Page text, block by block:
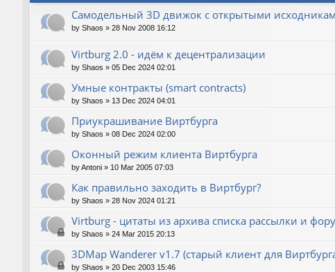
Самодельный 3D движок с открытыми
by Shaos » 28 Nov 2008 16:12
Virtburg 2.0 - идём к децентрализации
by Shaos » 05 Dec 2024 02:01
Умные контракты (smart contracts)
by Shaos » 13 Dec 2024 04:01
Приукрашивание Виртбурга
by Shaos » 08 Dec 2024 02:00
Оконный режим клиента Виртбурга
byAntoni » 10 Mar 2005 07:03
Как правильно заходить в Виртбург?
by Shaos » 28 Nov 2024 01:21
Virtburg - цитаты из архива списка рассылки и
by Shaos » 24 Mar 2015 20:13
3DMap Wanderer v1.7 (старый клиент для
by Shaos » 20 Dec 2003 15:46